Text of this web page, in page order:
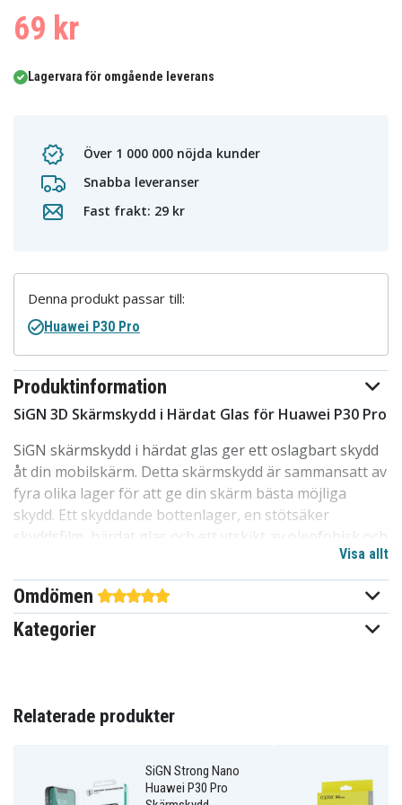
69 kr
Lagervara för omgående leverans
Över 1 000 000 nöjda kunder
Snabba leveranser
Fast frakt: 29 kr
Produktinformation
SiGN 3D Skärmskydd i Härdat Glas för Huawei P30 Pro
SiGN skärmskydd i härdat glas ger ett oslagbart skydd
åt din mobilskärm. Detta skärmskydd är sammansatt av
fyra olika lager för att ge din skärm bästa möjliga
skydd. Ett skyddande bottenlager, en stötsäker
skyddsfilm, härdat glas och ett ytskikt av oleofobisk och
hydrofobisk nanobeläggning som motverkar att fett
och smuts fastnar på din skärm. Skärmskyddet har en
heltäckande och splittersäker design så att du kan
njuta av din mobil utan att oroa dig för repor, sprickor
eller vardagsslitage.
Huawei P30 Pro. Utöver dess enastående
kompatibelt, har extremt högt ljusgenomsläpp och
fungerar med fingertrycksavläsning. Välj ett
Visa allt
Omdömen
Kategorier
Denna produkt passar till:
Huawei P30 Pro
Relaterade produkter
SiGN Strong Nano
Huawei P30 Pro